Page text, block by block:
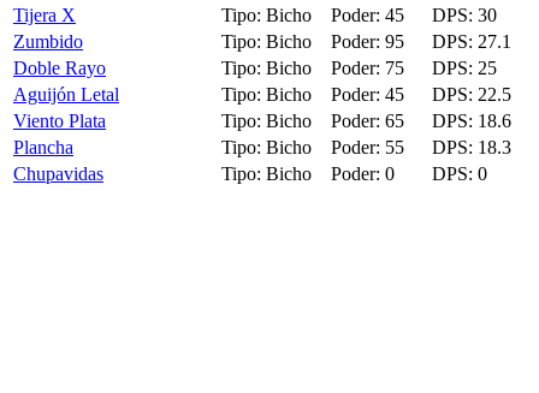
Tijera X
Bicho 45
30
Zumbido
Bicho 95
27.1
Doble Rayo
Bicho 75
25
Aguijón Letal
Bicho 45
22.5
Viento Plata
Bicho 65
18.6
Plancha
Bicho 55
18.3
Chupavidas
Bicho 0 0